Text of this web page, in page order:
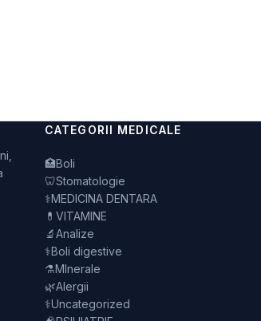
CATEGORII MEDICALE
🏥Boli
🦷Stomatologie
⚕️MEDICINA DENTARA
💊 VITAMINE
🔬Analize
⚕️Boli digestive
⚗️MInerale
🌿Alergii
⚕️Uncategorized